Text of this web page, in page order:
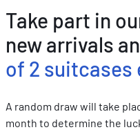
Take part in
new arrivals
of 2 suitcases
A random draw will take
month to determine the